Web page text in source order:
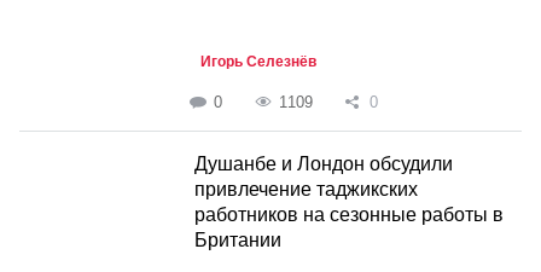
Игорь Селезнёв
0 1109 0
Душанбе и Лондон обсудили
привлечение таджикских
работников на сезонные работы в
Британии